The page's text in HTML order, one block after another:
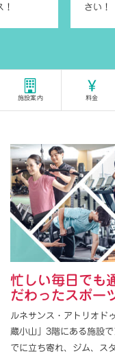
さい！
施設案内 料金
忙しい毎日でも
だわったスポー
ルネサンス・アトリオド
蔵小山」3階にある施設
でに立ち寄れ、ジム、ス